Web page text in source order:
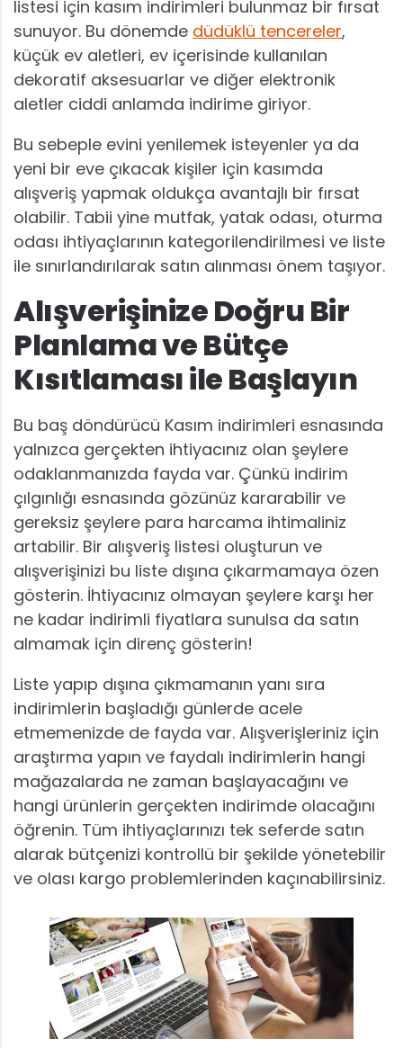
listesi için kasım indirimleri bulunmaz bir fırsat
sunuyor. Bu dönemde düdüklü tencereler,
küçük ev aletleri, ev içerisinde kullanılan
dekoratif aksesuarlar ve diğer elektronik
aletler ciddi anlamda indirime giriyor.
Bu sebeple evini yenilemek isteyenler ya da
yeni bir eve çıkacak kişiler için kasımda
alışveriş yapmak oldukça avantajlı bir fırsat
olabilir. Tabii yine mutfak, yatak odası, oturma
odası ihtiyaçlarının kategorilendirilmesi ve liste
ile sınırlandırılarak satın alınması önem taşıyor.
Alışverişinize Doğru Bir
Planlama ve Bütçe
Kısıtlaması ile Başlayın
Bu baş döndürücü Kasım indirimleri esnasında
yalnızca gerçekten ihtiyacınız olan şeylere
odaklanmanızda fayda var. Çünkü indirim
çılgınlığı esnasında gözünüz kararabilir ve
gereksiz şeylere para harcama ihtimaliniz
artabilir. Bir alışveriş listesi oluşturun ve
alışverişinizi bu liste dışına çıkarmamaya özen
gösterin. İhtiyacınız olmayan şeylere karşı her
ne kadar indirimli fiyatlara sunulsa da satın
almamak için direnç gösterin!
Liste yapıp dışına çıkmamanın yanı sıra
indirimlerin başladığı günlerde acele
etmemenizde de fayda var. Alışverişleriniz için
araştırma yapın ve faydalı indirimlerin hangi
mağazalarda ne zaman başlayacağını ve
hangi ürünlerin gerçekten indirimde olacağını
öğrenin. Tüm ihtiyaçlarınızı tek seferde satın
alarak bütçenizi kontrollü bir şekilde yönetebilir
ve olası kargo problemlerinden kaçınabilirsiniz.